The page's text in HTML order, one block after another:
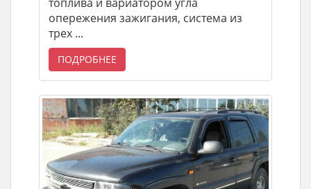
опережения зажигания, система из
трех ...
ПОДРОБНЕЕ